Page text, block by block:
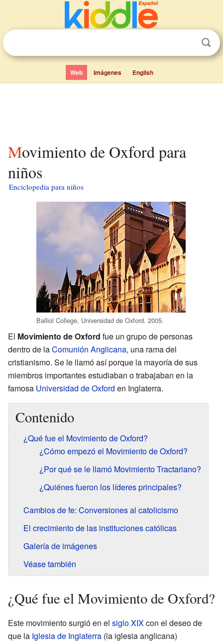
Web Imágenes English
Movimiento de Oxford para
niños
Enciclopedia para niños
Balliol College, Universidad de Oxford. 2005.
El Movimiento de Oxford fue un grupo de personas
dentro de laComunión Anglicana, una rama del
cristianismo. Se le llamó así porque la mayoría de sus
miembros importantes estudiaban o trabajaban en la
famosa Universidad de Oxford en Inglaterra.
Contenido
¿Qué fue el Movimiento de Oxford?
¿Cómo empezó el Movimiento de Oxford?
¿Por qué se le llamó Movimiento Tractariano?
¿Quiénes fueron los líderes principales?
Cambios de fe: Conversiones al catolicismo
El crecimiento de las instituciones católicas
Galería de imágenes
Véase también
¿Qué fue el Movimiento de Oxford?
Este movimiento surgió en el siglo XIX con el deseo de
que la Iglesia de Inglaterra (la iglesia anglicana)